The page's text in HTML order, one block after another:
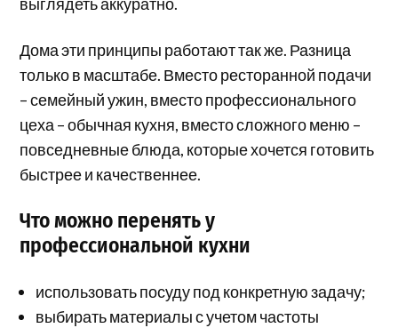
Дома эти принципы работают так же. Разница
только в масштабе. Вместо ресторанной подачи
– семейный ужин, вместо профессионального
цеха – обычная кухня, вместо сложного меню –
повседневные блюда, которые хочется готовить
быстрее и качественнее.
Что можно перенять у
профессиональной кухни
использовать посуду под конкретную задачу;
выбирать материалы с учетом частоты